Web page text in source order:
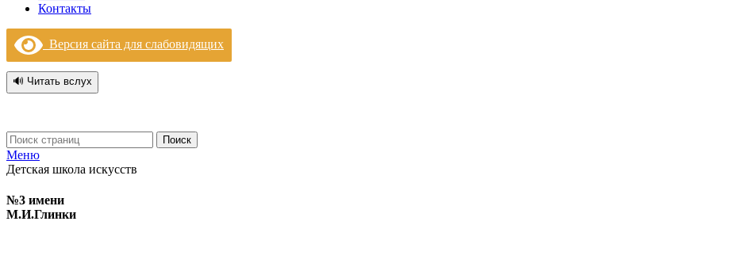
Контакты
Версия сайта для слабовидящих
🔊 Читать вслух
Поиск
Меню
Детская школа искусств
№3 имени
М.И.Глинки